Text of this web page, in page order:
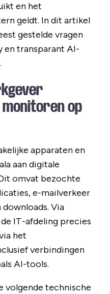
en het
geldt. In dit artikel
gestelde vragen
transparant AI-
op
apparaten en
aan digitale
omvat bezochte
e-mailverkeer
Via
IT-afdeling precies
het
verbindingen
AI-tools.
volgende technische